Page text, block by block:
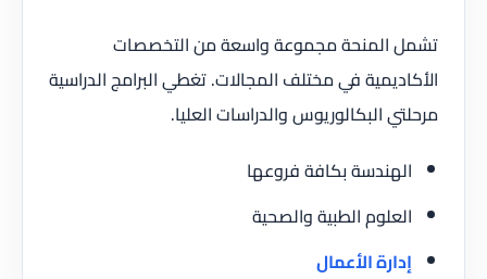
تشمل المنحة مجموعة واسعة من التخصصات
الأكاديمية في مختلف المجالات. تغطي البرامج الدراسية
مرحلتي البكالوريوس والدراسات العليا.
الهندسة بكافة فروعها
العلوم الطبية والصحية
إدارة الأعمال